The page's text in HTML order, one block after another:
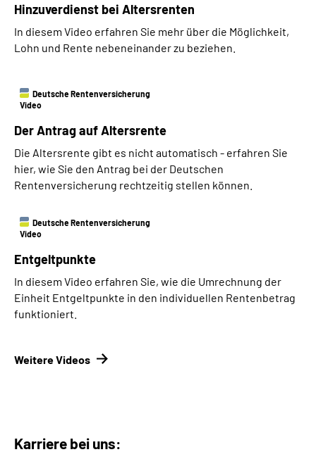
Hinzuverdienst bei Altersrenten
In diesem Video erfahren Sie mehr über die Möglichkeit,
Lohn und Rente nebeneinander zu beziehen.
Deutsche Rentenversicherung
Video
Der Antrag auf Altersrente
Die Altersrente gibt es nicht automatisch - erfahren Sie
hier, wie Sie den Antrag bei der Deutschen
Rentenversicherung rechtzeitig stellen können.
Deutsche Rentenversicherung
Video
Entgeltpunkte
In diesem Video erfahren Sie, wie die Umrechnung der
Einheit Entgeltpunkte in den individuellen Rentenbetrag
funktioniert.
Weitere Videos
Karriere bei uns: